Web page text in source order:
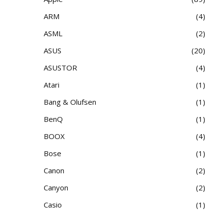
ARM
4
ASML
2
ASUS
20
ASUSTOR
4
Atari
1
Bang & Olufsen
1
BenQ
1
BOOX
4
Bose
1
Canon
2
Canyon
2
Casio
1